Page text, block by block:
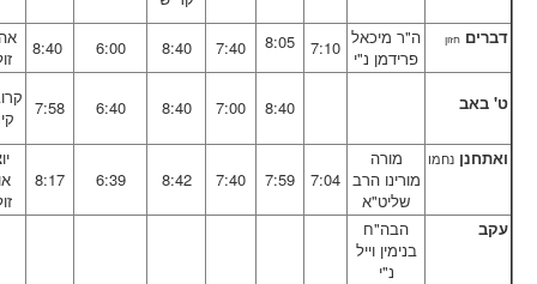
דברים חזון
ה"ר מיכאל
פרידמן נ"י
7:10
8:05
7:40
8:40
6:00
ט' באב
8:40
7:00
8:40
6:40
7:58
ואתחנן נחמו
מורה
מורינו הרב
שליט"א
7:04
7:59
7:40
8:42
6:39
8:17
עקב
הבה"ח
בנימין וייל
נ"י